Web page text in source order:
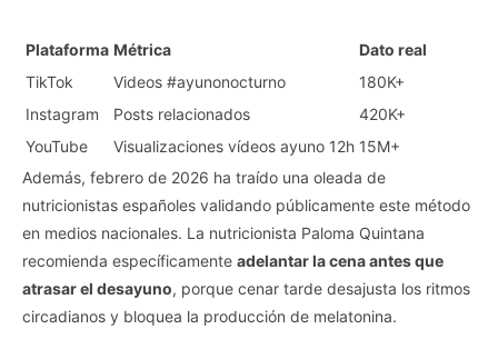
Plataforma Métrica
Dato real
TikTok
Videos #ayunonocturno
180K+
Instagram
Posts relacionados
420K+
YouTube
Visualizaciones vídeos ayuno 12h 15M+
Además, febrero de 2026 ha traído una oleada de
nutricionistas españoles validando públicamente este método
en medios nacionales. La nutricionista Paloma Quintana
recomienda específicamente adelantar la cena antes que
atrasar el desayuno, porque cenar tarde desajusta los ritmos
circadianos y bloquea la producción de melatonina.